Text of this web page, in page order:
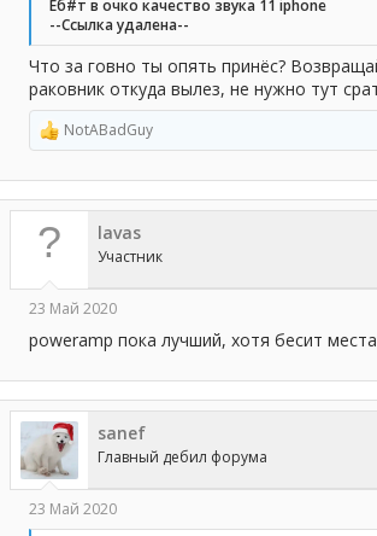
Еб#т в очко качество звука 11 iphone
--Ссылка удалена--
Что за говно ты опять принёс?
раковник откуда вылез, не нужно тут
Р
е
а
к
ц
и
и
NotABadGuy
lavas
Участник
23 Май 2020
poweramp пока лучший, хотя бесит
sanef
Главный дебил форума
23 Май 2020